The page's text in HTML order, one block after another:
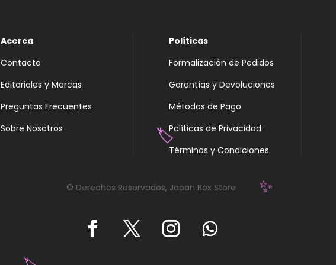
Acerca
Contacto
Editoriales y Marcas
Preguntas Frecuentes
Sobre Nosotros
Políticas
Formalización de Pedidos
Garantías y Devoluciones
Métodos de Pago
Políticas de Privacidad
Términos y Condiciones
© Derechos Reservados, Japan Box Store
🏷️